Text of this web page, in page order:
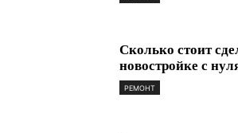
Сколько стоит
новостройке с
РЕМОНТ